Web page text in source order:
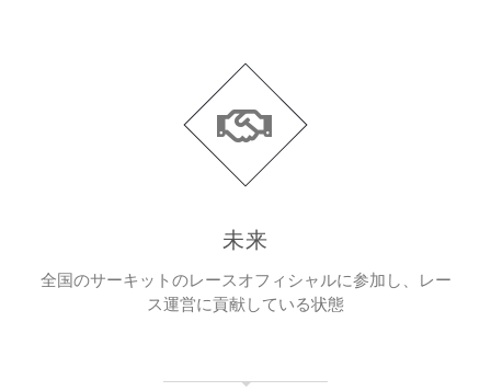
未来
全国のサーキットのレースオフィシャルに参加し、レー
ス運営に貢献している状態